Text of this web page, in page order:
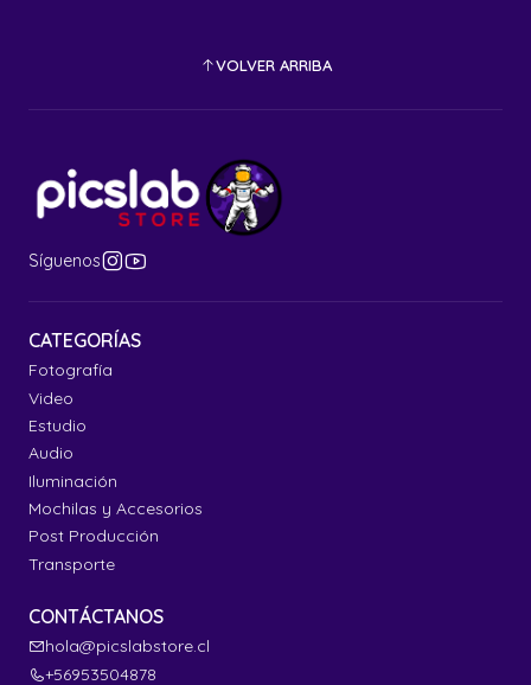
VOLVER ARRIBA
Síguenos
CATEGORÍAS
Fotografía
Video
Estudio
Audio
Iluminación
Mochilas y Accesorios
Post Producción
Transporte
CONTÁCTANOS
hola@picslabstore.cl
+56953504878